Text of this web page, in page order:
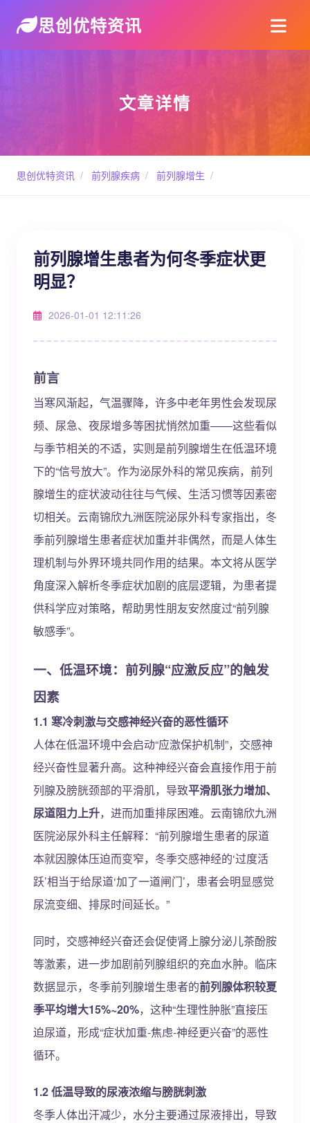
思创优特资讯
文章详情
思创优特资讯 / 前列腺疾病 / 前列腺增生 /
前列腺增生患者为何冬季症状更
明显？
2026-01-01 12:11:26
前言
当寒风渐起，气温骤降，许多中老年男性会发现尿
频、尿急、夜尿增多等困扰悄然加重——这些看似
与季节相关的不适，实则是前列腺增生在低温环境
下的“信号放大”。作为泌尿外科的常见疾病，前列
腺增生的症状波动往往与气候、生活习惯等因素密
切相关。云南锦欣九洲医院泌尿外科专家指出，冬
季前列腺增生患者症状加重并非偶然，而是人体生
理机制与外界环境共同作用的结果。本文将从医学
角度深入解析冬季症状加剧的底层逻辑，为患者提
供科学应对策略，帮助男性朋友安然度过“前列腺
敏感季”。
一、低温环境：前列腺“应激反应”的触发
因素
1.1 寒冷刺激与交感神经兴奋的恶性循环
人体在低温环境中会启动“应激保护机制”，交感神
经兴奋性显著升高。这种神经兴奋会直接作用于前
列腺及膀胱颈部的平滑肌，导致平滑肌张力增加、
尿道阻力上升，进而加重排尿困难。云南锦欣九洲
医院泌尿外科主任解释：“前列腺增生患者的尿道
本就因腺体压迫而变窄，冬季交感神经的‘过度活
跃’相当于给尿道‘加了一道闸门’，患者会明显感觉
尿流变细、排尿时间延长。”
同时，交感神经兴奋还会促使肾上腺分泌儿茶酚胺
等激素，进一步加剧前列腺组织的充血水肿。临床
数据显示，冬季前列腺增生患者的前列腺体积较夏
季平均增大15%~20%，这种“生理性肿胀”直接压
迫尿道，形成“症状加重-焦虑-神经更兴奋”的恶性
循环。
1.2 低温导致的尿液浓缩与膀胱刺激
冬季人体出汗减少，水分主要通过尿液排出，导致